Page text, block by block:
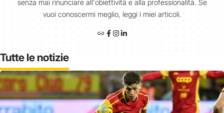
senza mai rinunciare all'obiettività e alla professionalità. Se
vuoi conoscermi meglio, leggi i miei articoli.
Tutte le notizie